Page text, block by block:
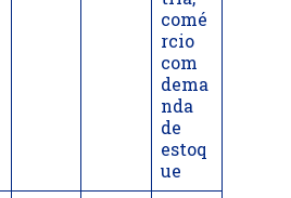
comé
rcio
com
dema
nda
de
estoq
ue